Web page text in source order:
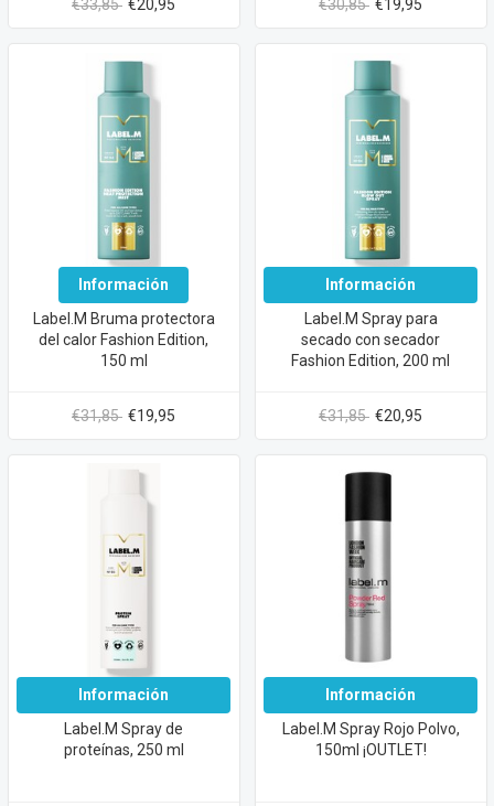
€33,85 €20,95 €30,85 €19,95
Información
Label.M Bruma protectora
del calor Fashion Edition,
150 ml
€31,85 €19,95
Información
Label.M Spray para
secado con secador
Fashion Edition, 200 ml
€31,85 €20,95
Información
Label.M Spray de
proteínas, 250 ml
Información
Label.M Spray Rojo Polvo,
150ml ¡OUTLET!